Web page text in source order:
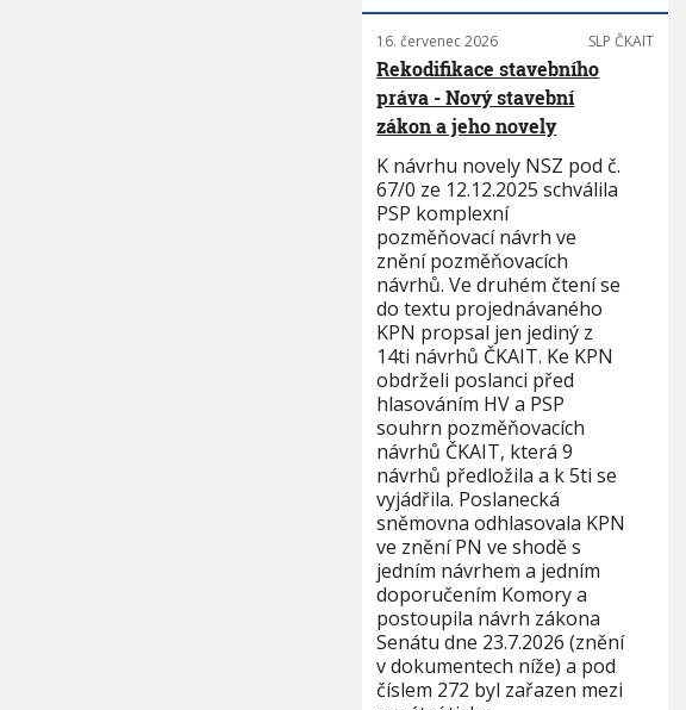
16. červenec 2026 SLP ČKAIT
Rekodifikace stavebního
práva - Nový stavební
zákon a jeho novely
K návrhu novely NSZ pod č.
67/0 ze 12.12.2025 schválila
PSP komplexní
pozměňovací návrh ve
znění pozměňovacích
návrhů. Ve druhém čtení se
do textu projednávaného
KPN propsal jen jediný z
14ti návrhů ČKAIT. Ke KPN
obdrželi poslanci před
hlasováním HV a PSP
souhrn pozměňovacích
návrhů ČKAIT, která 9
návrhů předložila a k 5ti se
vyjádřila. Poslanecká
sněmovna odhlasovala KPN
ve znění PN ve shodě s
jedním návrhem a jedním
doporučením Komory a
postoupila návrh zákona
Senátu dne 23.7.2026 (znění
v dokumentech níže) a pod
číslem 272 byl zařazen mezi